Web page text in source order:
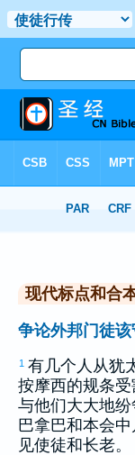
> 使徒行传 15
现代标点和合
争论外邦门徒
1 有几个人从犹
按摩西的规条
与他们大大地
巴拿巴和本会
见使徒和长老。